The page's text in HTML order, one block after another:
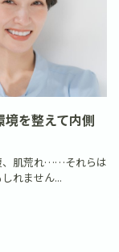
を整えて内側
、肌荒れ……それらは
れません...